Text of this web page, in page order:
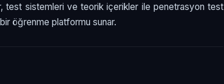
test sistemleri ve teorik içerikler ile penetrasyon test
bir öğrenme platformu sunar.